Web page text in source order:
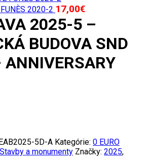
2020-2 17,00€
2025-5 –
BUDOVA SND
5D-A Kategórie: 0 EURO
Stavby a monumenty Značky: 2025,